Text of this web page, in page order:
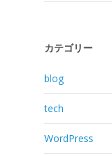
カテゴリー
blog
tech
WordPress